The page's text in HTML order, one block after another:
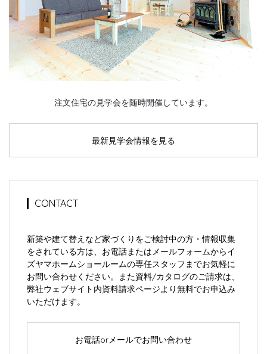
注文住宅の見学会を随時開催しています。
最新見学会情報を見る
CONTACT
新築や建て替えなど家づくりをご検討中の方・情報収集
をされている方は、お電話またはメールフォームからイ
ズヤマホームショールームの専任スタッフまでお気軽に
お問い合わせください。また資料/カタログのご請求は、
弊社ウェブサイト内資料請求ページより無料でお申込み
いただけます。
お電話orメールでお問い合わせ